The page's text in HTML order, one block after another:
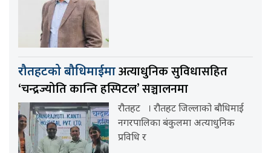
रौतहटको बौधिमाईमाअत्याधुनिक सुविधासहित
‘चन्द्रज्योति कान्ति हस्पिटल’ सञ्चालनमा
रौतहट । रौतहट जिल्लाको बौधिमाई
नगरपालिका बंकुलमा अत्याधुनिक
प्रविधि र